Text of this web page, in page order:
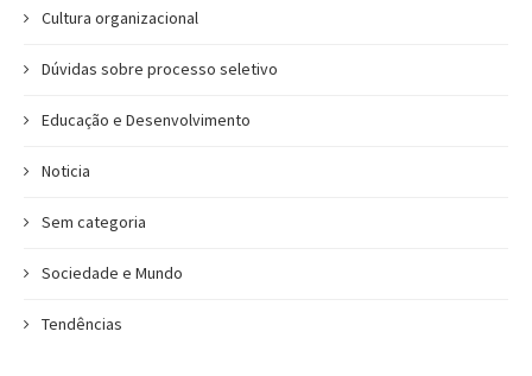
Cultura organizacional
Dúvidas sobre processo seletivo
Educação e Desenvolvimento
Noticia
Sem categoria
Sociedade e Mundo
Tendências